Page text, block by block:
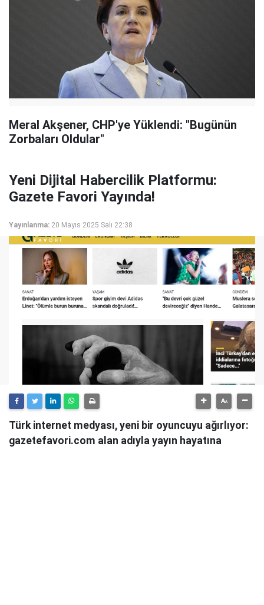
Meral Akşener, CHP'ye Yüklendi: "Bugünün
Zorbaları Oldular"
Yeni Dijital Habercilik Platformu:
Gazete Favori Yayında!
Yayınlanma: 20 Mayıs 2025 Salı 22:38
Türk internet medyası, yeni bir oyuncuyu ağırlıyor:
gazetefavori.com alan adıyla yayın hayatına